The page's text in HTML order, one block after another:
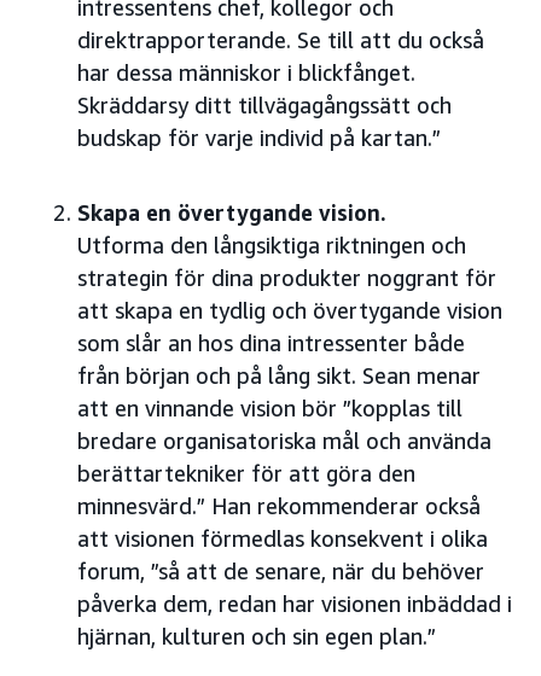
intressentens chef, kollegor och
direktrapporterande. Se till att du också
har dessa människor i blickfånget.
Skräddarsy ditt tillvägagångssätt och
budskap för varje individ på kartan.”
Skapa en övertygande vision.
Utforma den långsiktiga riktningen och
strategin för dina produkter noggrant för
att skapa en tydlig och övertygande vision
som slår an hos dina intressenter både
från början och på lång sikt. Sean menar
att en vinnande vision bör ”kopplas till
bredare organisatoriska mål och använda
berättartekniker för att göra den
minnesvärd.” Han rekommenderar också
att visionen förmedlas konsekvent i olika
forum, ”så att de senare, när du behöver
påverka dem, redan har visionen inbäddad i
hjärnan, kulturen och sin egen plan.”